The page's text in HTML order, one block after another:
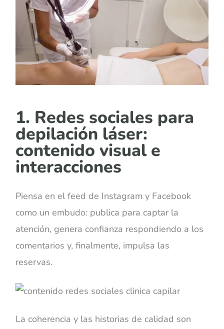
1. Redes sociales para
depilación láser:
contenido visual e
interacciones
Piensa en el feed de Instagram y Facebook
como un embudo: publica para captar la
atención, genera confianza respondiendo a los
comentarios y, finalmente, impulsa las
reservas.
La coherencia y las historias de calidad son